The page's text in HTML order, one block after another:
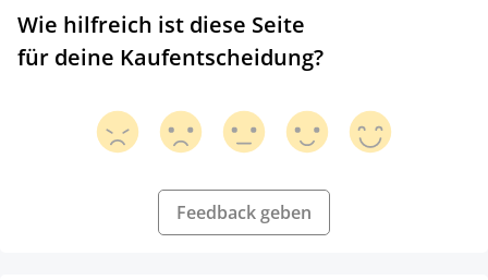
Wie hilfreich ist diese Seite
für deine Kaufentscheidung?
Feedback geben